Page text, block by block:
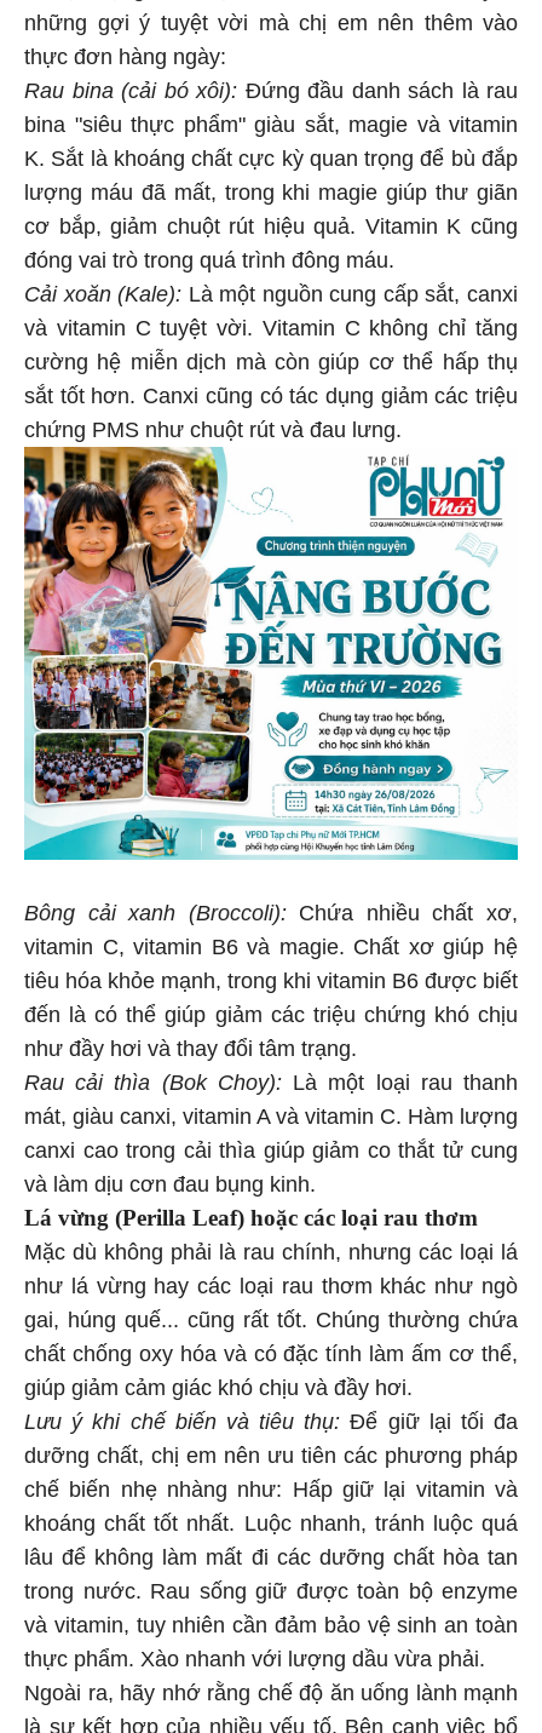
những gợi ý tuyệt vời mà chị em nên thêm vào
thực đơn hàng ngày:
Rau bina (cải bó xôi): Đứng đầu danh sách là rau
bina "siêu thực phẩm" giàu sắt, magie và vitamin
K. Sắt là khoáng chất cực kỳ quan trọng để bù đắp
lượng máu đã mất, trong khi magie giúp thư giãn
cơ bắp, giảm chuột rút hiệu quả. Vitamin K cũng
đóng vai trò trong quá trình đông máu.
Cải xoăn (Kale): Là một nguồn cung cấp sắt, canxi
và vitamin C tuyệt vời. Vitamin C không chỉ tăng
cường hệ miễn dịch mà còn giúp cơ thể hấp thụ
sắt tốt hơn. Canxi cũng có tác dụng giảm các triệu
chứng PMS như chuột rút và đau lưng.
Bông cải xanh (Broccoli): Chứa nhiều chất xơ,
vitamin C, vitamin B6 và magie. Chất xơ giúp hệ
tiêu hóa khỏe mạnh, trong khi vitamin B6 được biết
đến là có thể giúp giảm các triệu chứng khó chịu
như đầy hơi và thay đổi tâm trạng.
Rau cải thìa (Bok Choy):Là một loại rau thanh
mát, giàu canxi, vitamin A và vitamin C. Hàm lượng
canxi cao trong cải thìa giúp giảm co thắt tử cung
và làm dịu cơn đau bụng kinh.
Lá vừng (Perilla Leaf) hoặc các loại rau thơm
Mặc dù không phải là rau chính, nhưng các loại lá
như lá vừng hay các loại rau thơm khác như ngò
gai, húng quế... cũng rất tốt. Chúng thường chứa
chất chống oxy hóa và có đặc tính làm ấm cơ thể,
giúp giảm cảm giác khó chịu và đầy hơi.
Lưu ý khi chế biến và tiêu thụ: Để giữ lại tối đa
dưỡng chất, chị em nên ưu tiên các phương pháp
chế biến nhẹ nhàng như: Hấp giữ lại vitamin và
khoáng chất tốt nhất. Luộc nhanh, tránh luộc quá
lâu để không làm mất đi các dưỡng chất hòa tan
trong nước. Rau sống giữ được toàn bộ enzyme
và vitamin, tuy nhiên cần đảm bảo vệ sinh an toàn
thực phẩm. Xào nhanh với lượng dầu vừa phải.
Ngoài ra, hãy nhớ rằng chế độ ăn uống lành mạnh